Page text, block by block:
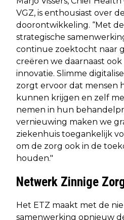
VGZ, is enthousiast over
doorontwikkeling. “Met
strategische
continue zoektocht naar
creëren we daarnaast
innovatie. Slimme
zorgt ervoor dat mensen
kunnen krijgen en zelf
nemen in hun
vernieuwing maken we
ziekenhuis toegankelijk
om de zorg ook in de
houden."
Netwerk Zinnige
Het ETZ maakt met de
samenwerking opnieuw